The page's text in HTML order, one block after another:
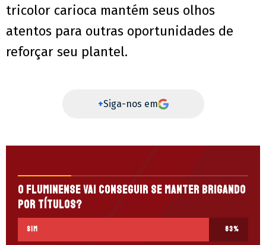
tricolor carioca mantém seus olhos
atentos para outras oportunidades de
reforçar seu plantel.
+Siga-nos em
O Fluminense vai conseguir se manter brigando
por títulos?
Sim 83%